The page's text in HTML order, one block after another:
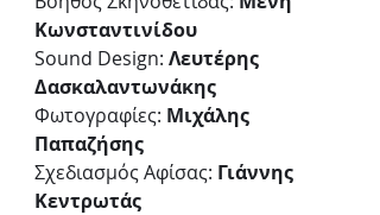
Κωνσταντινίδου
Sound Design: Λευτέρης
Δασκαλαντωνάκης
Φωτογραφίες: Μιχάλης
Παπαζήσης
Σχεδιασμός Αφίσας: Γιάννης
Κεντρωτάς